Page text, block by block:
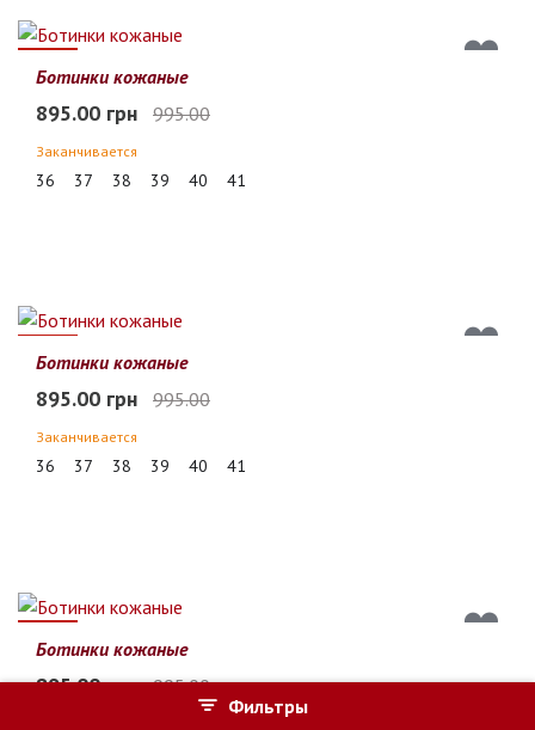
Фильтры
10%
Ботинки кожаные
895.00 грн 995.00
Заканчивается
36 37 38 39 40 41
10%
Ботинки кожаные
895.00 грн 995.00
Заканчивается
36 37 38 39 40 41
10%
Ботинки кожаные
895.00 грн 995.00